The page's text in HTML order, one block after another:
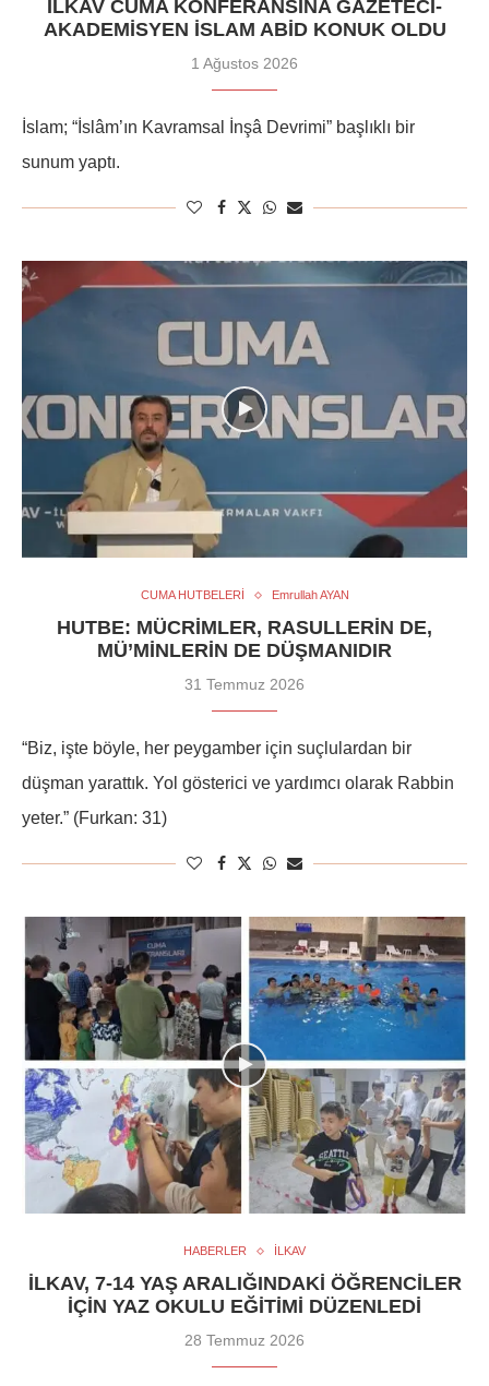
İLKAV CUMA KONFERANSINA GAZETECI-
AKADEMISYEN İSLAM ABID KONUK OLDU
1 Ağustos 2026
İslam; “İslâm’ın Kavramsal İnşâ Devrimi” başlıklı bir
sunum yaptı.
CUMA HUTBELERİ Emrullah AYAN
HUTBE: MÜCRIMLER, RASULLERIN DE,
MÜ’MINLERIN DE DÜŞMANIDIR
31 Temmuz 2026
“Biz, işte böyle, her peygamber için suçlulardan bir
düşman yarattık. Yol gösterici ve yardımcı olarak Rabbin
yeter.” (Furkan: 31)
HABERLER İLKAV
İLKAV, 7-14 YAŞ ARALIĞINDAKI ÖĞRENCILER
IÇIN YAZ OKULU EĞITIMI DÜZENLEDI
28 Temmuz 2026